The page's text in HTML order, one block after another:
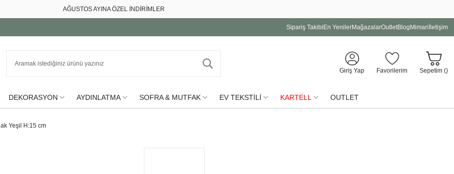
AĞUSTOS AYINA ÖZEL İNDİRİMLER
Sipariş Takibi En YenilerMağazalarOutletBlog Mimari İletişim
Giriş Yap Favorilerim Sepetim ()
DEKORASYON AYDINLATMA SOFRA & MUTFAK EV TEKSTİLİ KARTELL OUTLET
Yeşil H:15 cm